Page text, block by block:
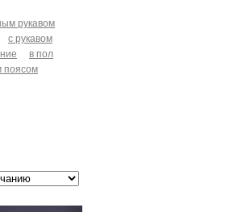
рукавом
с рукавом
в пол
поясом